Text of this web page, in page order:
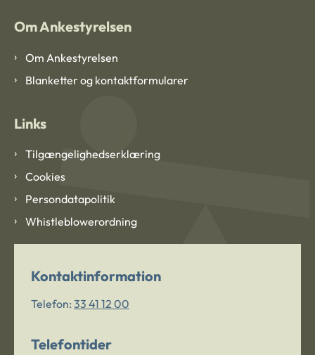
Om Ankestyrelsen
Om Ankestyrelsen
Blanketter og kontaktformularer
Links
Tilgængelighedserklæring
Cookies
Persondatapolitik
Whistleblowerordning
Kontaktinformation
Telefon: 33 41 12 00
Telefontider